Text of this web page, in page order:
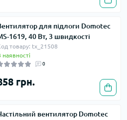
для підлоги Domotec
1619, 40 Вт, 3 швидкості
товару: tx_21508
наявності
0
грн.
вентилятор Domotec